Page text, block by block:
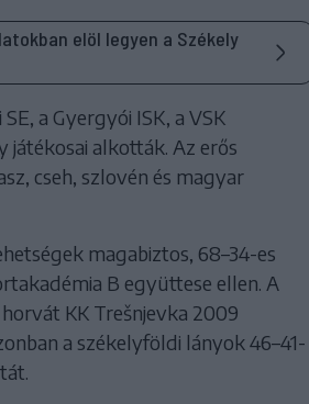
elöl legyen a Székely
a Gyergyói ISK, a VSK
játékosai alkották. Az erős
cseh, szlovén és magyar
magabiztos, 68–34-es
B együttese ellen. A
KK Trešnjevka 2009
a székelyföldi lányok 46–41-